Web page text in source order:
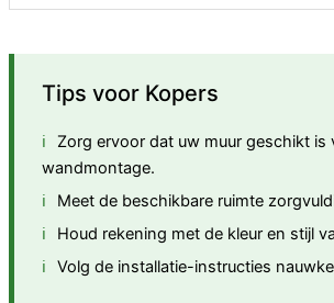
Tips voor Kopers
Zorg ervoor dat uw muur geschikt is
wandmontage.
Meet de beschikbare ruimte
Houd rekening met de kleur en stijl
Volg de installatie-instructies